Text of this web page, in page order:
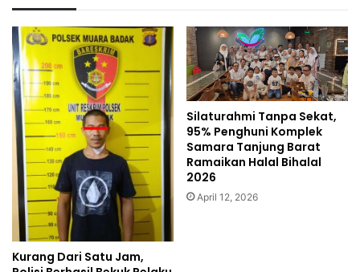
Kurang Dari Satu Jam,
Silaturahmi Tanpa Sekat,
95% Penghuni Komplek
Samara Tanjung Barat
Ramaikan Halal Bihalal
2026
April 12, 2026